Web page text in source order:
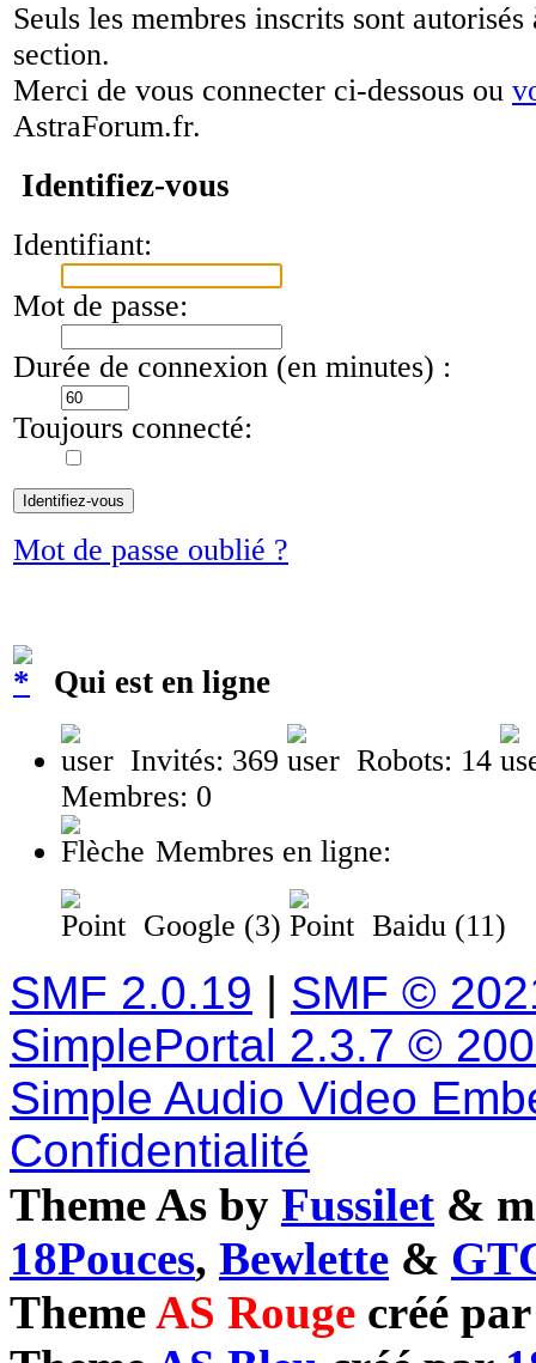
Seuls les membres inscrits sont autorisés
section.
Merci de vous connecter ci-dessous ou
AstraForum.fr.
Identifiez-vous
Identifiant:
Mot de passe:
Durée de connexion (en minutes) :
Toujours connecté:
Mot de passe oublié ?
Qui est en ligne
Invités: 369
Robots: 14
Membres: 0
Membres en ligne:
Google (3) Baidu (11)
SMF 2.0.19 | SMF ©
SimplePortal 2.3.7 ©
Simple Audio Video
Confidentialité
Theme As by Fussilet &
18Pouces, Bewlette &
ThemeAS Rouge créé